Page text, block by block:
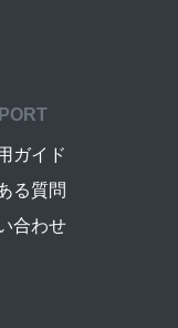
ガイド
る質問
合わせ